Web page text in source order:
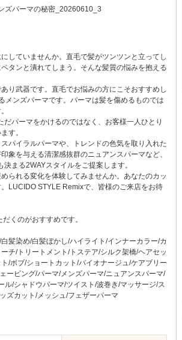
していませんか。直毛で髪がツンツンと立ってし
タンと潰れてしまう。そんな髪質の悩みを抱える
り武器です。直毛でお悩みの方にこそおすすめし
メンズパーマです。パーマは髪を傷めるものでは
パーマをかけるのではなく、お客様一人ひとり
す。
パイラルパーマや、トレンドの色気を取り入れた
象を与える清潔感抜群のニュアンスパーマなど、
まる2WAYスタイルをご提案します。
られる変化を体験してみませんか。あなたのカッ
LUCIDO STYLE Remixで、皆様のご来店をお待
くのがおすすめです。
髪染め/白髪ぼかし/ハイライト/インナーカラー/カ
チ/トリートメント/トステア/シルク架橋/ヘアセッ
/ボブ/ショートカット/バイオナージュ/ケアブリー
ービング/パーマ/メンズパーマ/ニュアンスパーマ/
/シャドウパーマ/ツイスト/波巻き/マッサージ/ス
ズカット/メッシュ/フェザーパーマ